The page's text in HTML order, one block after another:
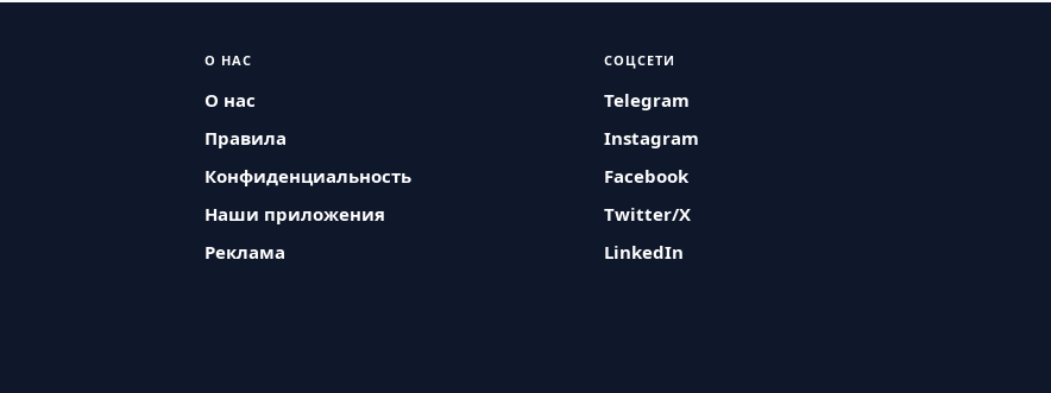
О НАС
О нас
Правила
Конфиденциальность
Наши приложения
Реклама
СОЦСЕТИ
Telegram
Instagram
Facebook
Twitter/X
LinkedIn